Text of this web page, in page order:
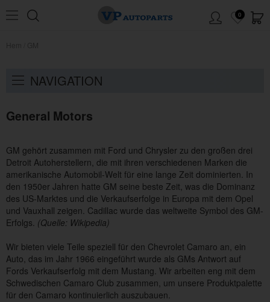
0
NAVIGATION
General Motors
GM gehört zusammen mit Ford und Chrysler zu den großen drei
Detroit Autoherstellern, die mit ihren verschiedenen Marken die
amerikanische Automobil-Welt für eine lange Zeit dominierten. In
den 1950er Jahren hatte GM seine beste Zeit, was die Dominanz
des US-Marktes und die Verkaufserfolge in Europa mit dem Opel
und Vauxhall zeigen. Cadillac wurde das weltweite Symbol des GM-
Erfolgs. (Quelle: Wikipedia)
Wir bieten viele Teile speziell für den Chevrolet Camaro an, ein
Auto, das im Jahr 1966 eingeführt wurde als GMs Antwort auf
Fords Verkaufserfolg mit dem Mustang. Wir arbeiten eng mit dem
Schwedischen Camaro Club zusammen, um unsere Produktpalette
für den Camaro kontinuierlich auszubauen.